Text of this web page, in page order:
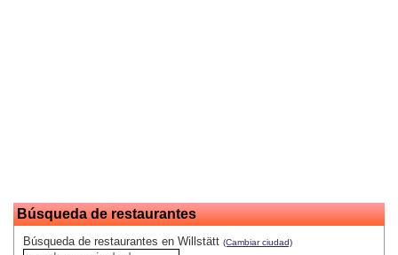
Búsqueda de restaurantes
Búsqueda de restaurantes en Willstätt (Cambiar ciudad)